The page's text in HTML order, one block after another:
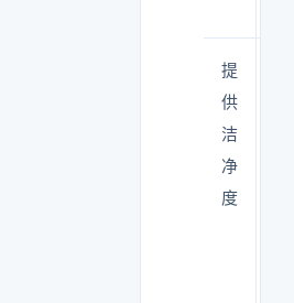
提
供
洁
净
度